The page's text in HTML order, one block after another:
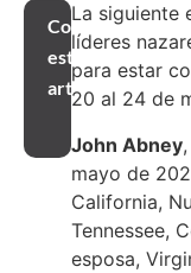
Compartir
este
artículo
La siguiente
líderes
para estar
20 al 24 de
John Abney
mayo de
California,
Tennessee,
esposa,